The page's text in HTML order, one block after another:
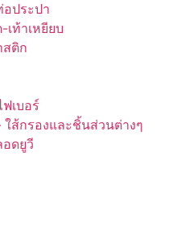
ประปา
ท้าเหยียบ
สติก
เบอร์
ใส้กรองและชิ้นส่วนต่างๆ
อดยูวี